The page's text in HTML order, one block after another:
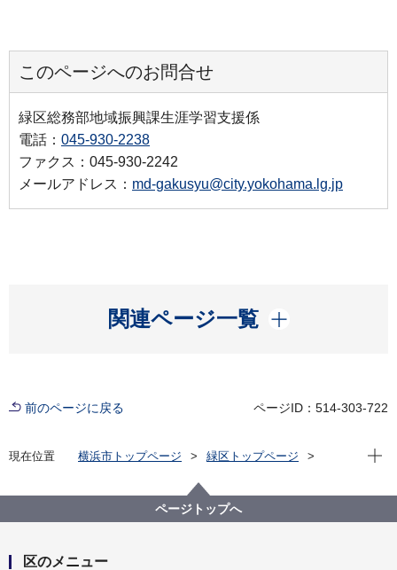
このページへのお問合せ
緑区総務部地域振興課生涯学習支援係
電話： 045-930-2238
ファクス：045-930-2242
メールアドレス： md-gakusyu@city.yokohama.lg.jp
関連ページ一覧
開く
前のページに戻る ページID：514-303-722
現在位置 横浜市トップページ
緑区トップページ
【第16回】緑区区民剣道大会の開会式に出席しました
現在
ページトップへ
区のメニュー